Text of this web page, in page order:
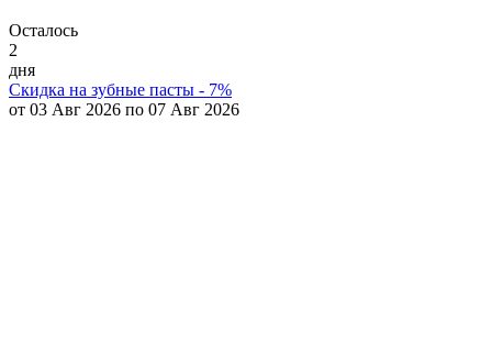
Осталось
2
дня
Скидка на зубные пасты - 7%
от 03 Авг 2026 по 07 Авг 2026